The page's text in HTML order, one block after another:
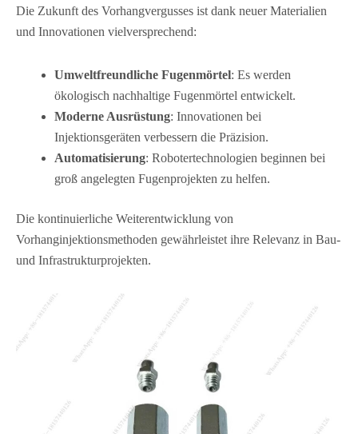
Die Zukunft des Vorhangvergusses ist dank neuer Materialien
und Innovationen vielversprechend:
Umweltfreundliche Fugenmörtel: Es werden
ökologisch nachhaltige Fugenmörtel entwickelt.
Moderne Ausrüstung: Innovationen bei
Injektionsgeräten verbessern die Präzision.
Automatisierung: Robotertechnologien beginnen bei
groß angelegten Fugenprojekten zu helfen.
Die kontinuierliche Weiterentwicklung von
Vorhanginjektionsmethoden gewährleistet ihre Relevanz in Bau-
und Infrastrukturprojekten.